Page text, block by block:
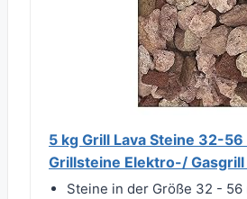
5 kg Grill Lava Steine 32-56
Grillsteine Elektro-/ Gasgrill
Steine in der Größe 32 - 56